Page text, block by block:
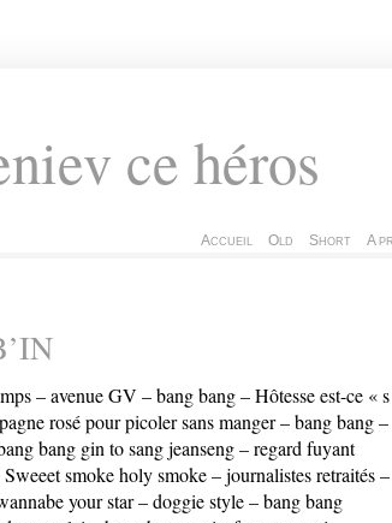
ce héros
Accueil Old Short A
– avenue GV – bang bang – Hôtesse est-ce « s
rosé pour picoler sans manger – bang bang –
bang gin to sang jeanseng – regard fuyant
Sweeet smoke holy smoke – journalistes retraités –
your star – doggie style – bang bang